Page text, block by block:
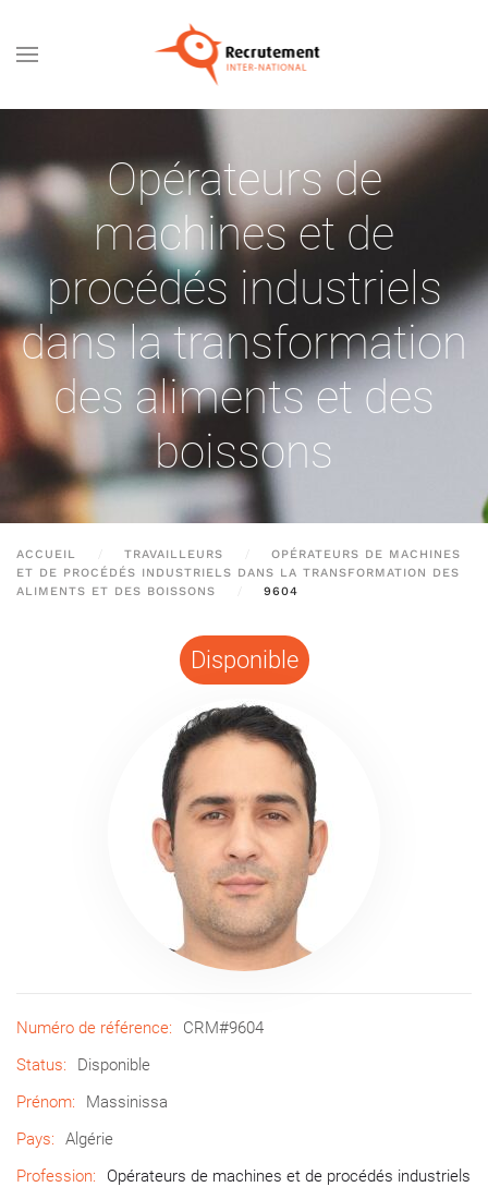
Passer au contenu principal
Opérateurs de
machines et de
procédés industriels
dans la transformation
des aliments et des
boissons
ACCUEIL TRAVAILLEURS
OPÉRATEURS DE MACHINES
ET DE PROCÉDÉS INDUSTRIELS DANS LA TRANSFORMATION DES
ALIMENTS ET DES BOISSONS
9604
Disponible
Numéro de référence:
CRM#9604
Status:
Disponible
Prénom:
Massinissa
Pays:
Algérie
Profession:
Opérateurs de machines et de procédés industriels